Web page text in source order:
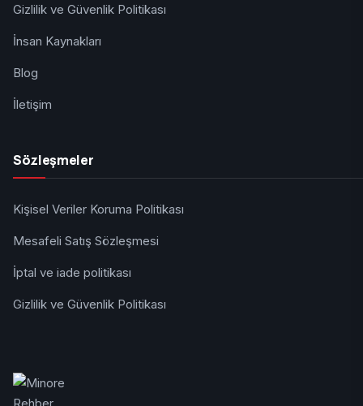
Gizlilik ve Güvenlik Politikası
İnsan Kaynakları
Blog
İletişim
Sözleşmeler
Kişisel Veriler Koruma Politikası
Mesafeli Satış Sözleşmesi
İptal ve iade politikası
Gizlilik ve Güvenlik Politikası